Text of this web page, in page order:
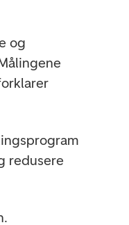
og
redusere